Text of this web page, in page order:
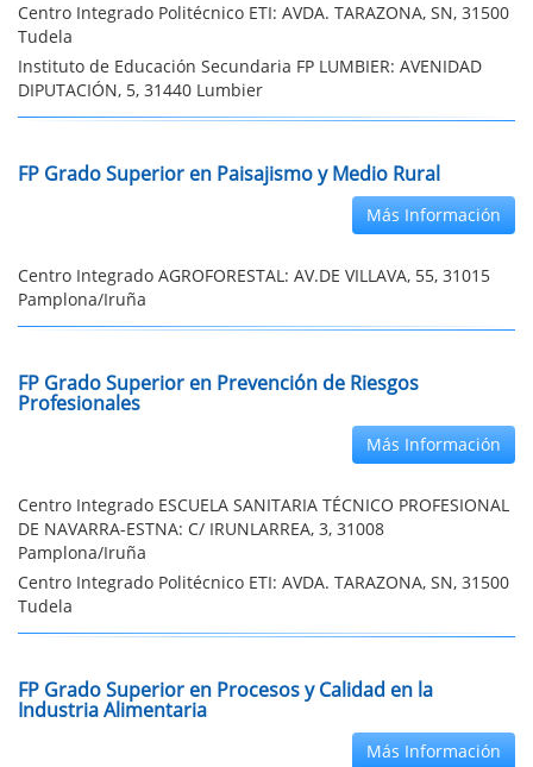
Centro Integrado Politécnico ETI: AVDA. TARAZONA, SN, 31500
Tudela
Instituto de Educación Secundaria FP LUMBIER: AVENIDAD
DIPUTACIÓN, 5, 31440 Lumbier
FP Grado Superior en Paisajismo y Medio Rural
Más Información
Centro Integrado AGROFORESTAL: AV.DE VILLAVA, 55, 31015
Pamplona/Iruña
FP Grado Superior en Prevención de Riesgos
Profesionales
Más Información
Centro Integrado ESCUELA SANITARIA TÉCNICO PROFESIONAL
DE NAVARRA-ESTNA: C/ IRUNLARREA, 3, 31008
Pamplona/Iruña
Centro Integrado Politécnico ETI: AVDA. TARAZONA, SN, 31500
Tudela
FP Grado Superior en Procesos y Calidad en la
Industria Alimentaria
Más Información